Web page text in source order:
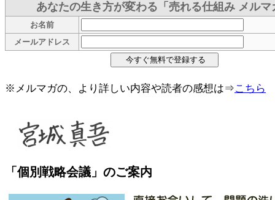
あなたの生き方が変わる「売れる仕組み メルマ
お名前
メールアドレス
※メルマガの、より詳しい内容や読者の感想は⇒こちら
「個別戦略会議」のご案内